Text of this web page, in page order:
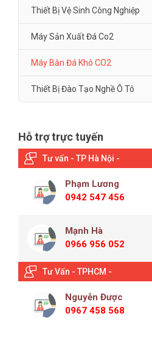
Thiết Bị Vệ Sinh Công Nghiệp
Máy Sản Xuất Đá Co2
Máy Bắn Đá Khô CO2
Thiết Bị Đào Tạo Nghề Ô Tô
Hỗ trợ trực tuyến
Tư vấn - TP Hà Nội -
Phạm Lương
0942 547 456
Mạnh Hà
0966 956 052
Tư Vấn - TPHCM -
Nguyễn Được
0967 458 568